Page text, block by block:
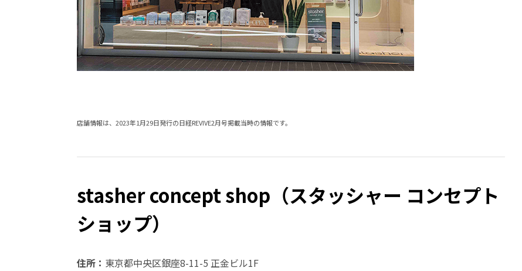
店舗情報は、2023年1月29日発行の日経REVIVE2月号掲載当時の情報です。
stasher concept shop（スタッシャー コンセプト
ショップ）
住所： 東京都中央区銀座8-11-5 正金ビル1F